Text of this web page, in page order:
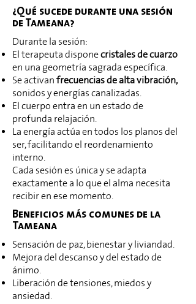
¿Qué sucede durante una sesión
de Tameana?
Durante la sesión:
El terapeuta disponecristales de cuarzo
en una geometría sagrada específica.
Se activan frecuencias de alta vibración,
sonidos y energías canalizadas.
El cuerpo entra en un estado de
profunda relajación.
La energía actúa en todos los planos del
ser, facilitando el reordenamiento
interno.
Cada sesión es única y se adapta
exactamente a lo que el alma necesita
recibir en ese momento.
Beneficios más comunes de la
Tameana
Sensación de paz, bienestar y liviandad.
Mejora del descanso y del estado de
ánimo.
Liberación de tensiones, miedos y
ansiedad.